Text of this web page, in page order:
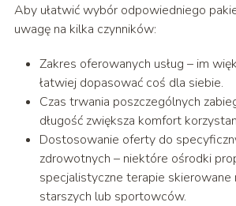
Aby ułatwić wybór odpowiedniego
uwagę na kilka czynników:
Zakres oferowanych usług – im
łatwiej dopasować coś dla siebie.
Czas trwania poszczególnych
długość zwiększa komfort
Dostosowanie oferty do
zdrowotnych – niektóre ośrodki
specjalistyczne terapie skierowane
starszych lub sportowców.